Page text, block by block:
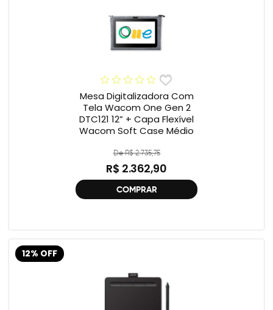
Mesa Digitalizadora Com
Tela Wacom One Gen 2
DTC121 12” + Capa Flexível
Wacom Soft Case Médio
De R$ 2.735,75
R$ 2.362,90
COMPRAR
12% OFF